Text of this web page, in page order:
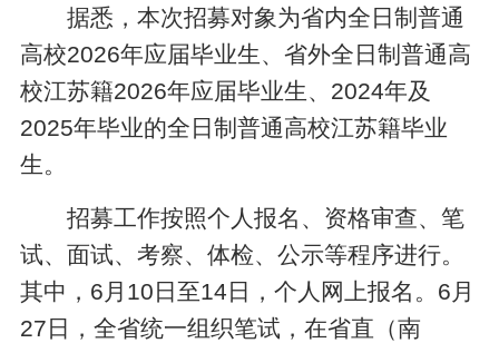
据悉，本次招募对象为省内全日制普通
高校2026年应届毕业生、省外全日制普通高
校江苏籍2026年应届毕业生、2024年及
2025年毕业的全日制普通高校江苏籍毕业
生。
招募工作按照个人报名、资格审查、笔
试、面试、考察、体检、公示等程序进行。
其中，6月10日至14日，个人网上报名。6月
27日，全省统一组织笔试，在省直（南